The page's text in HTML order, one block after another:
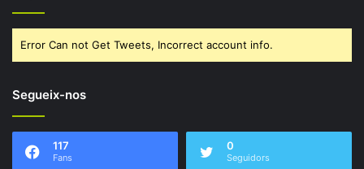
Error Can not Get Tweets, Incorrect account info.
Segueix-nos
117
Fans
0
Seguidors